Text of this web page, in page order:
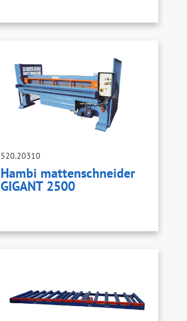
520.20310
Hambi mattenschneider
GIGANT 2500